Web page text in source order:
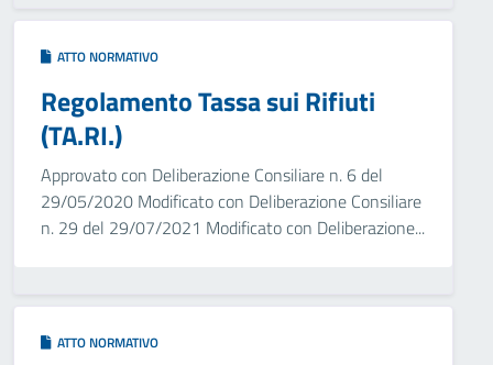
ATTO NORMATIVO
Regolamento Tassa sui Rifiuti
(TA.RI.)
Approvato con Deliberazione Consiliare n. 6 del
29/05/2020 Modificato con Deliberazione Consiliare
n. 29 del 29/07/2021 Modificato con Deliberazione...
ATTO NORMATIVO